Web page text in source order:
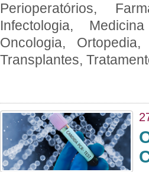
Perioperatórios,
Infectologia,
Oncologia,
Transplantes,